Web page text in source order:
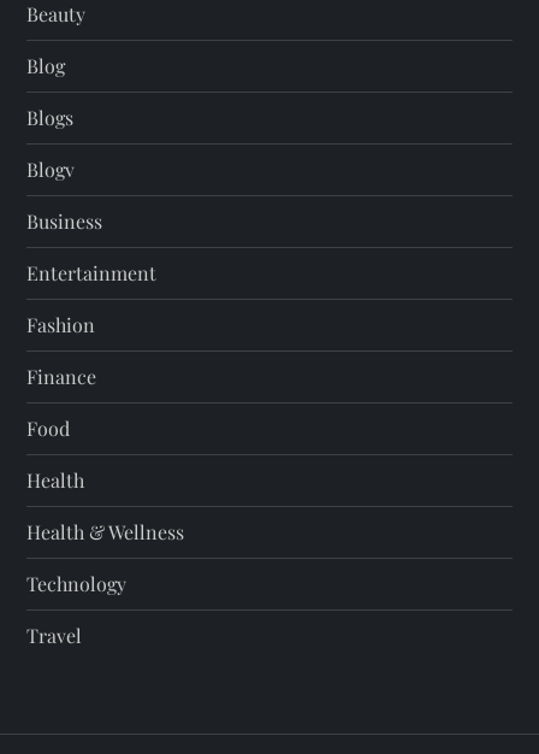
Beauty
Blog
Blogs
Blogv
Business
Entertainment
Fashion
Finance
Food
Health
Health & Wellness
Technology
Travel